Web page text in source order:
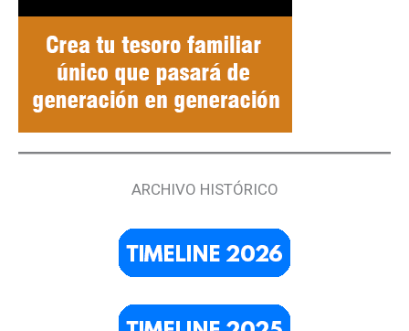
ARCHIVO HISTÓRICO